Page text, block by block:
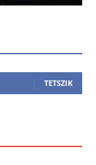
TETSZIK